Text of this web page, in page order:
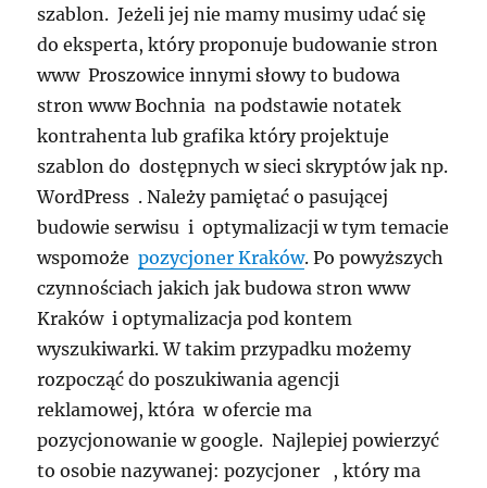
szablon. Jeżeli jej nie mamy musimy udać się
do eksperta, który proponuje budowanie stron
www Proszowice innymi słowy to budowa
stron www Bochnia na podstawie notatek
kontrahenta lub grafika który projektuje
szablon do dostępnych w sieci skryptów jak np.
WordPress . Należy pamiętać o pasującej
budowie serwisu i optymalizacji w tym temacie
wspomożepozycjoner Kraków. Po powyższych
czynnościach jakich jak budowa stron www
Kraków i optymalizacja pod kontem
wyszukiwarki. W takim przypadku możemy
rozpocząć do poszukiwania agencji
reklamowej, która w ofercie ma
pozycjonowanie w google. Najlepiej powierzyć
to osobie nazywanej: pozycjoner , który ma